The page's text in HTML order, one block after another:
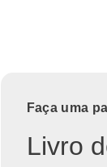
Faça uma
Livro